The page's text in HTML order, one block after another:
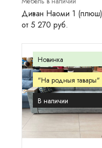
Диван Наоми 1 (плюш)
от 5 270 руб.
Новинка
"На родныя тавары"
В наличии